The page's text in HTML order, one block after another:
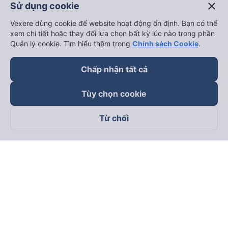
Theo dõi chúng tôi trên
Sử dụng cookie close
Vexere dùng cookie để website hoạt động ổn định. Bạn có thể
xem chi tiết hoặc thay đổi lựa chọn bất kỳ lúc nào trong phần
Quản lý cookie. Tìm hiểu thêm trong Chính sách Cookie.
Chấp nhận tất cả
Tùy chọn cookie
Từ chối